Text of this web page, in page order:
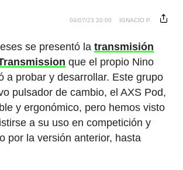
04/07/23 20:00 IGNACIO P.
se presentó la transmisión
que el propio Nino
a probar y desarrollar. Este grupo
pulsador de cambio, el AXS Pod,
y ergonómico, pero hemos visto
a su uso en competición y
por la versión anterior, hasta